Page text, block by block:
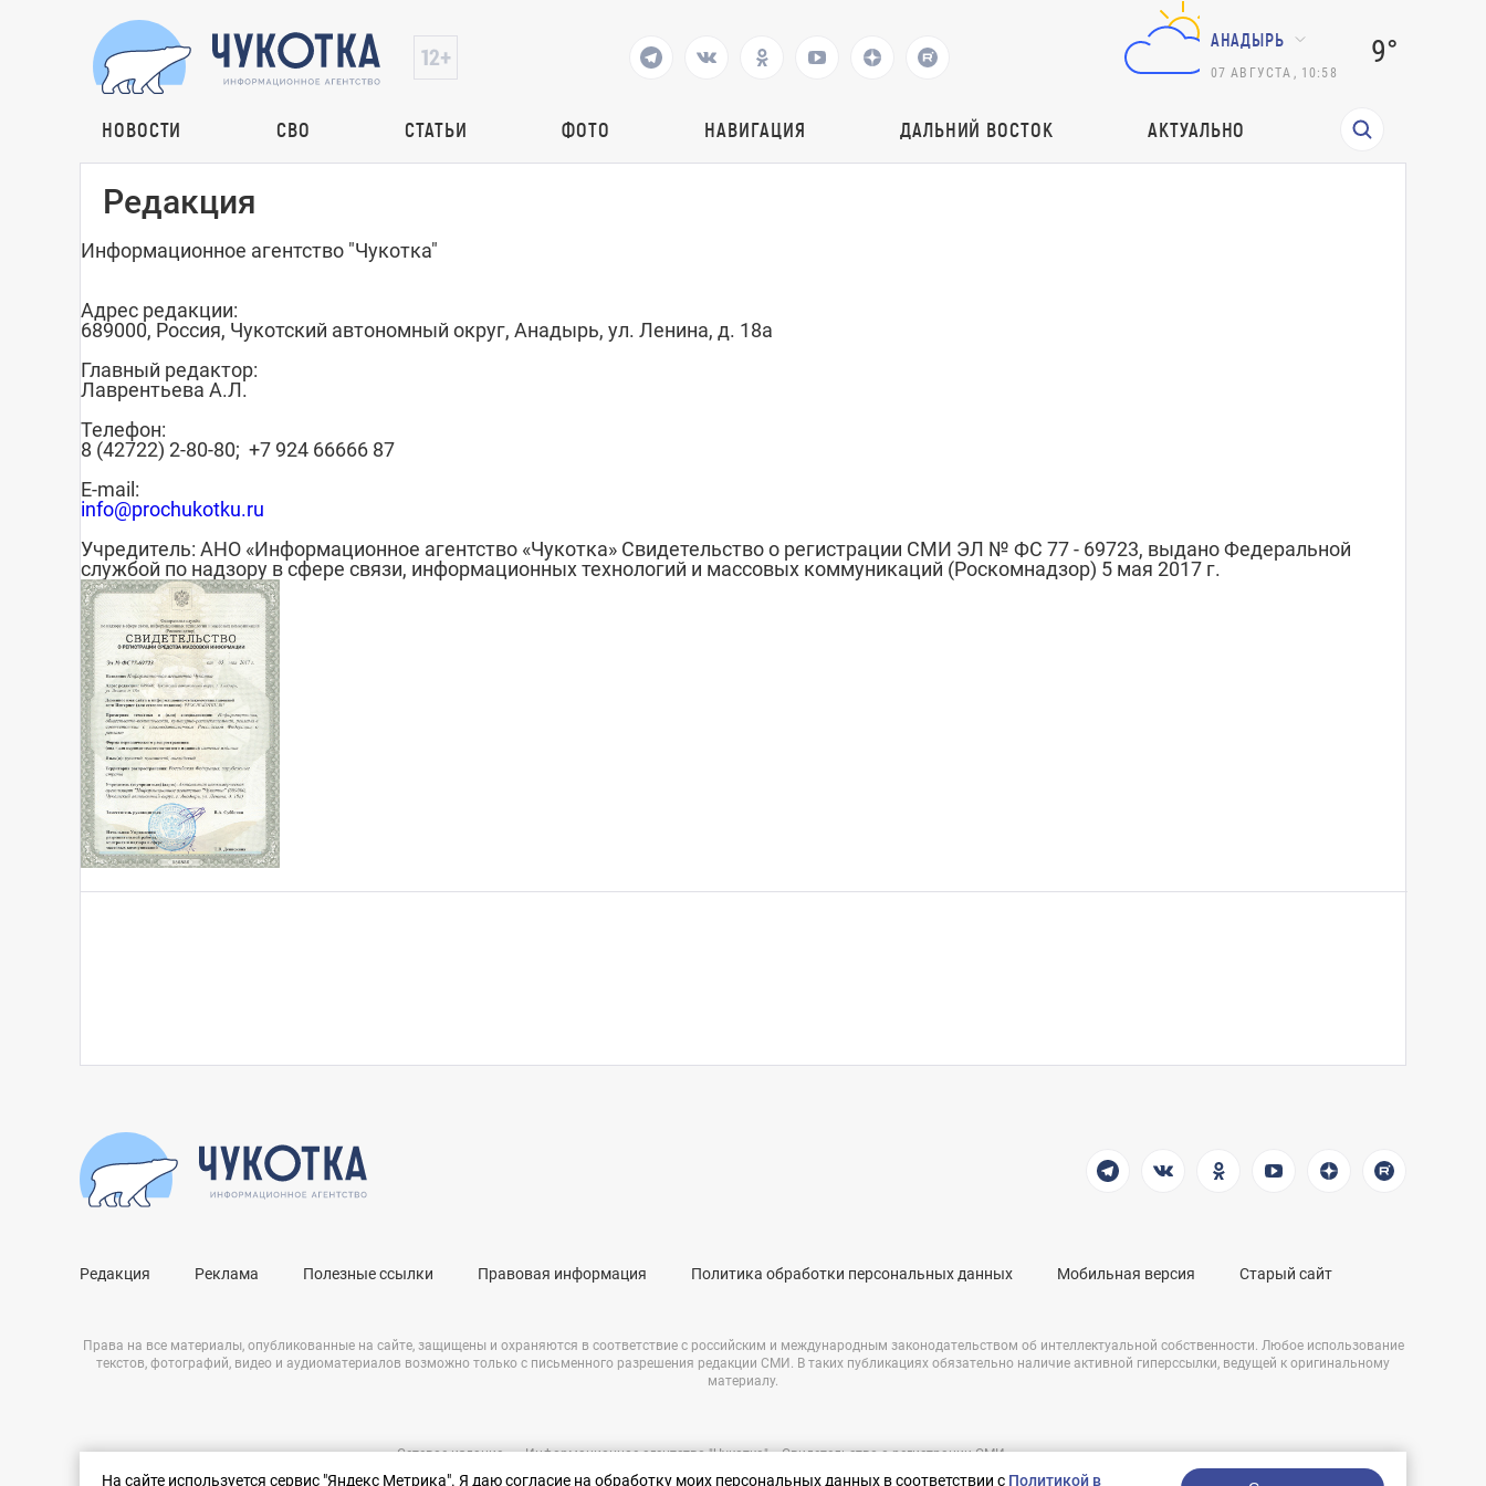
АНАДЫРЬ
07 АВГУСТА 10:58
9°
НОВОСТИ СВО СТАТЬИ ФОТО НАВИГАЦИЯ ДАЛЬНИЙ ВОСТОК АКТУАЛЬНО
На сайте используется сервис "Яндекс Метрика". Я даю согласие на обработку моих персональных данных в соответствии с Политикой в
Редакция
Информационное агентство "Чукотка"
Адрес редакции:
689000, Россия, Чукотский автономный округ, Анадырь, ул. Ленина, д. 18а
Главный редактор:
Лаврентьева А.Л.
Телефон:
8 (42722) 2-80-80; +7 924 66666 87
E-mail:
info@prochukotku.ru
Учредитель: АНО «Информационное агентство «Чукотка» Свидетельство о регистрации СМИ ЭЛ № ФС 77 - 69723, выдано Федеральной
службой по надзору в сфере связи, информационных технологий и массовых коммуникаций (Роскомнадзор) 5 мая 2017 г.
Редакция Реклама Полезные ссылки Правовая информация Политика обработки персональных данных Мобильная версия Старый сайт
Права на все материалы, опубликованные на сайте, защищены и охраняются в соответствие с российским и международным законодательством об интеллектуальной собственности. Любое использование
текстов, фотографий, видео и аудиоматериалов возможно только с письменного разрешения редакции СМИ. В таких публикациях обязательно наличие активной гиперссылки, ведущей к оригинальному
материалу.
Выделите ее и нажмите Ctrl+Enter
Сетевое издание – «Информационное агентство "Чукотка"». Свидетельство о регистрации СМИ
ЭЛ № ФС 77 – 69723 от 05.05.2017 г. Выдано Федеральной службой по надзору в сфере связи,
nologostudio.ru.